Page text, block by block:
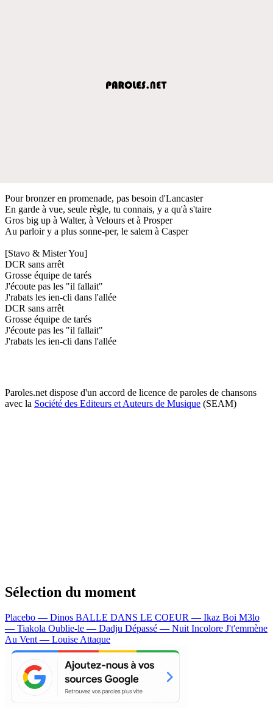
Pour bronzer en promenade, pas besoin d'Lancaster
En garde à vue, seule règle, tu connais, y a qu'à s'taire
Gros big up à Walter, à Velours et à Prosper
Au parloir y a plus sonne-per, le salem à Casper
[Stavo & Mister You]
DCR sans arrêt
Grosse équipe de tarés
J'écoute pas les "il fallait"
J'rabats les ien-cli dans l'allée
DCR sans arrêt
Grosse équipe de tarés
J'écoute pas les "il fallait"
J'rabats les ien-cli dans l'allée
Paroles.net dispose d'un accord de licence de paroles de chansons
avec la Société des Editeurs et Auteurs de Musique (SEAM)
Sélection du moment
Placebo — Dinos BALLE DANS LE COEUR — Ikaz Boi M3lo
— Tiakola Oublie-le — Dadju Dépassé — Nuit Incolore J't'emmène
Au Vent — Louise Attaque